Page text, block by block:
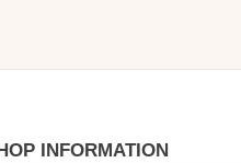
INFORMATION